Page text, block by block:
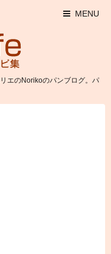
MENU
エのNorikoのパンブログ。パ